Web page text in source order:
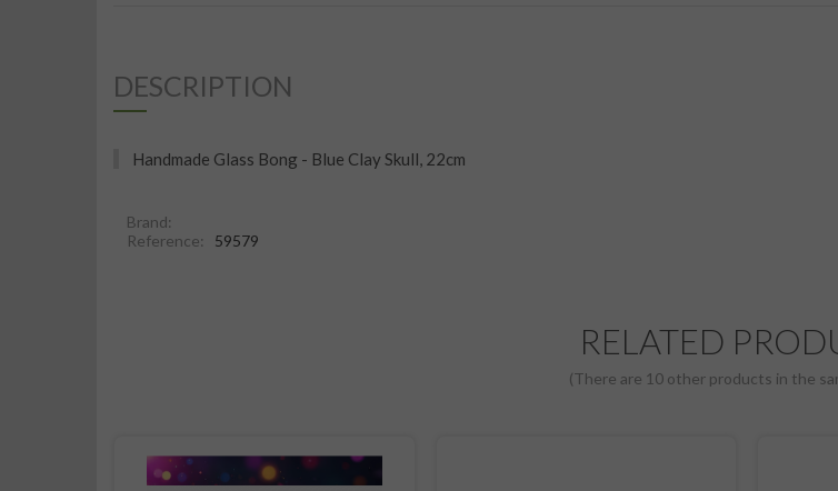
DESCRIPTION
Handmade Glass Bong - Blue Clay Skull, 22cm
Brand:
Reference:
59579
RELATED
(There are 10 other products in the